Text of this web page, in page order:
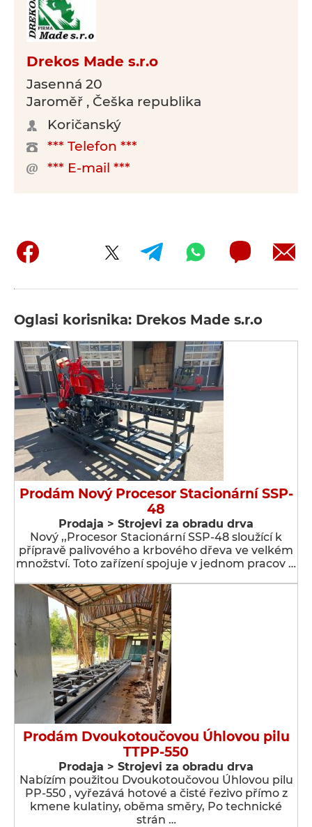
Drekos Made s.r.o
Jasenná 20
Jaroměř , Češka republika
Koričanský
*** Telefon ***
*** E-mail ***
Oglasi korisnika: Drekos Made s.r.o
Prodám Nový Procesor Stacionární SSP-
48
Prodaja > Strojevi za obradu drva
Nový ,,Procesor Stacionární SSP-48 sloužící k
přípravě palivového a krbového dřeva ve velkém
množství. Toto zařízení spojuje v jednom pracov …
Prodám Dvoukotoučovou Úhlovou pilu
TTPP-550
Prodaja > Strojevi za obradu drva
Nabízím použitou Dvoukotoučovou Úhlovou pilu
PP-550 , vyřezává hotové a čisté řezivo přímo z
kmene kulatiny, oběma směry, Po technické
strán …